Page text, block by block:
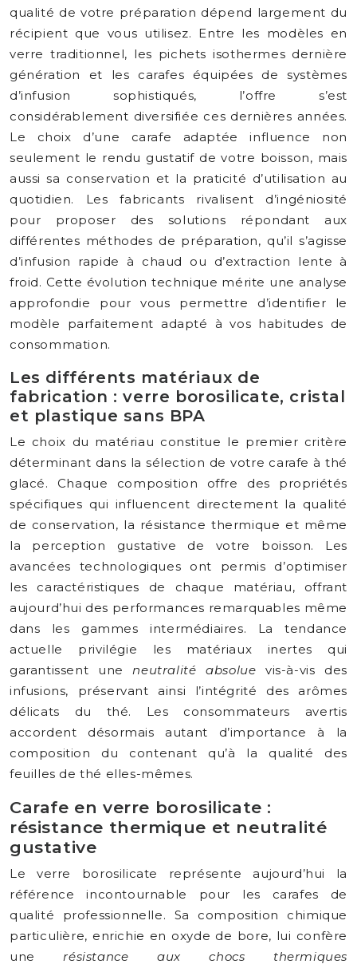
qualité de votre préparation dépend largement du
récipient que vous utilisez. Entre les modèles en
verre traditionnel, les pichets isothermes dernière
génération et les carafes équipées de systèmes
d’infusion sophistiqués, l’offre s’est
considérablement diversifiée ces dernières années.
Le choix d’une carafe adaptée influence non
seulement le rendu gustatif de votre boisson, mais
aussi sa conservation et la praticité d’utilisation au
quotidien. Les fabricants rivalisent d’ingéniosité
pour proposer des solutions répondant aux
différentes méthodes de préparation, qu’il s’agisse
d’infusion rapide à chaud ou d’extraction lente à
froid. Cette évolution technique mérite une analyse
approfondie pour vous permettre d’identifier le
modèle parfaitement adapté à vos habitudes de
consommation.
Les différents matériaux de
fabrication : verre borosilicate, cristal
et plastique sans BPA
Le choix du matériau constitue le premier critère
déterminant dans la sélection de votre carafe à thé
glacé. Chaque composition offre des propriétés
spécifiques qui influencent directement la qualité
de conservation, la résistance thermique et même
la perception gustative de votre boisson. Les
avancées technologiques ont permis d’optimiser
les caractéristiques de chaque matériau, offrant
aujourd’hui des performances remarquables même
dans les gammes intermédiaires. La tendance
actuelle privilégie les matériaux inertes qui
garantissent uneneutralité absolue vis-à-vis des
infusions, préservant ainsi l’intégrité des arômes
délicats du thé. Les consommateurs avertis
accordent désormais autant d’importance à la
composition du contenant qu’à la qualité des
feuilles de thé elles-mêmes.
Carafe en verre borosilicate :
résistance thermique et neutralité
gustative
Le verre borosilicate représente aujourd’hui la
référence incontournable pour les carafes de
qualité professionnelle. Sa composition chimique
particulière, enrichie en oxyde de bore, lui confère
unerésistance aux chocs thermiques